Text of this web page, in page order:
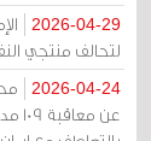
2026-04-29
لتحالف منتجي
2026-04-24